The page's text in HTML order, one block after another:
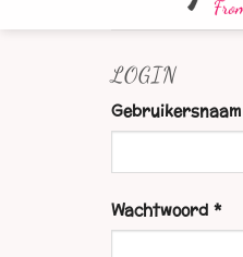
LOGIN
Wachtwoord*